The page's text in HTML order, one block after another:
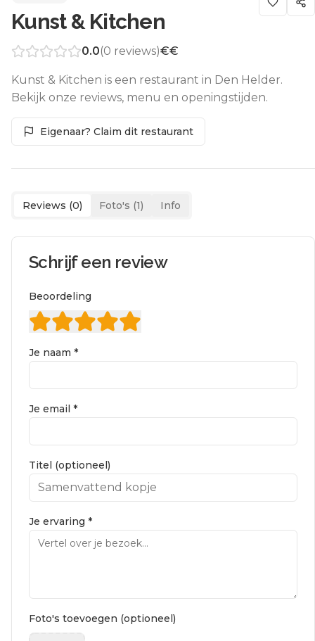
Kunst & Kitchen
0.0(0 reviews)€€
Kunst & Kitchen is een restaurant in Den Helder.
Bekijk onze reviews, menu en openingstijden.
Eigenaar? Claim dit restaurant
Reviews (0) Foto's (1) Info
Schrijf een review
Beoordeling
Je naam *
Je email *
Titel (optioneel)
Je ervaring *
Foto's toevoegen (optioneel)